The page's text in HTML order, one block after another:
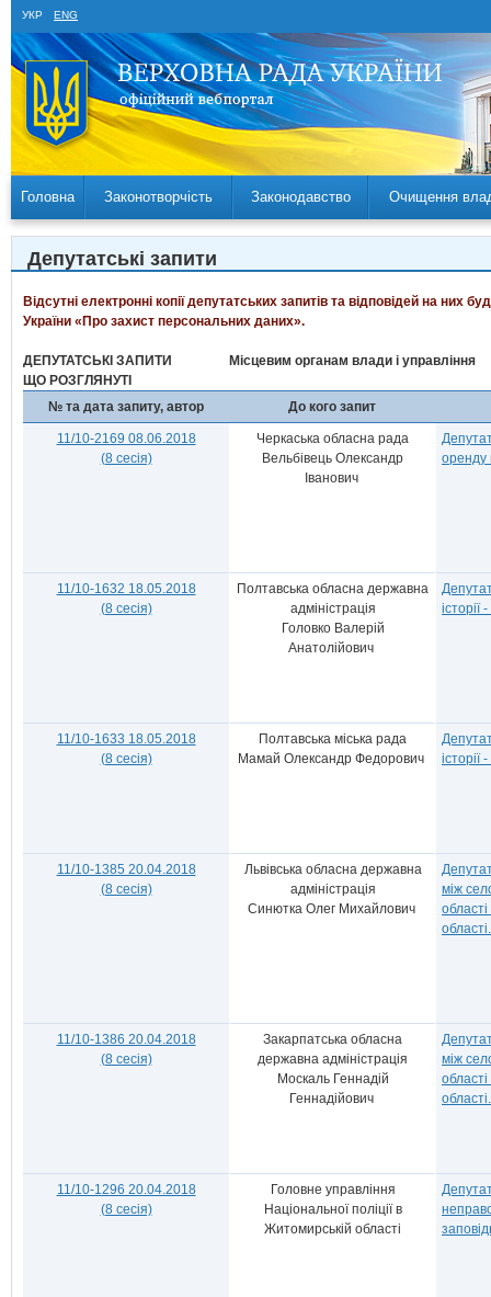
УКР ENG
Головна Законотворчість Законодавство Очищення
Депутатські запити
Відсутні електронні копії депутатських запитів та відповідей на
України «Про захист персональних даних».
ДЕПУТАТСЬКІ ЗАПИТИ
ЩО РОЗГЛЯНУТІ
Місцевим органам влади і управління
№ та дата запиту, автор До кого запит
11/10-2169 08.06.2018
(8 сесія)
Черкаська обласна рада
Вельбівець Олександр
Іванович
оренду
11/10-1632 18.05.2018
(8 сесія)
Полтавська обласна державна
адміністрація
Головко Валерій
Анатолійович
11/10-1633 18.05.2018
(8 сесія)
Полтавська міська рада
Мамай Олександр Федорович
11/10-1385 20.04.2018
(8 сесія)
Львівська обласна державна
адміністрація
Синютка Олег Михайлович
між
області.
11/10-1386 20.04.2018
(8 сесія)
Закарпатська обласна
державна адміністрація
Москаль Геннадій
Геннадійович
між
області.
11/10-1296 20.04.2018
(8 сесія)
Головне управління
Національної поліції в
Житомирській області